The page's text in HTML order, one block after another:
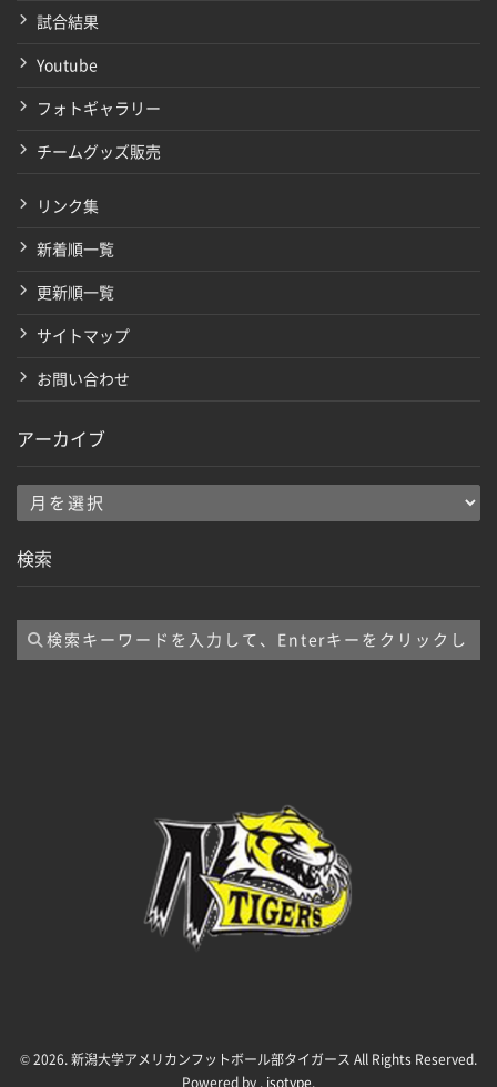
試合結果
Youtube
フォトギャラリー
チームグッズ販売
リンク集
新着順一覧
更新順一覧
サイトマップ
お問い合わせ
アーカイブ
ア
カ
ブ
検索
© 2026. 新潟大学アメリカンフットボール部タイガース All Rights Reserved.
Powered by . isotype